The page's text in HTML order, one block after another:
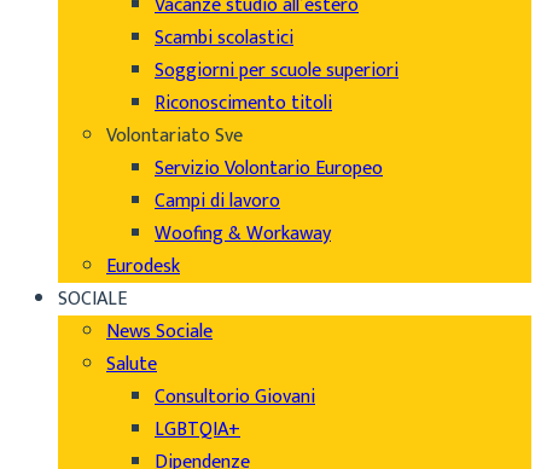
Scambi scolastici
Soggiorni per scuole superiori
Riconoscimento titoli
Volontariato Sve
Servizio Volontario Europeo
Campi di lavoro
Woofing & Workaway
Eurodesk
SOCIALE
News Sociale
Salute
Consultorio Giovani
LGBTQIA+
Dipendenze